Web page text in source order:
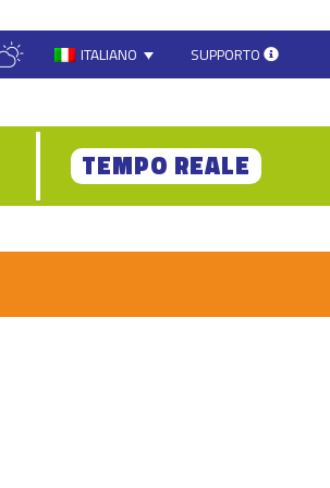
ITALIANO SUPPORTO
TEMPO REALE